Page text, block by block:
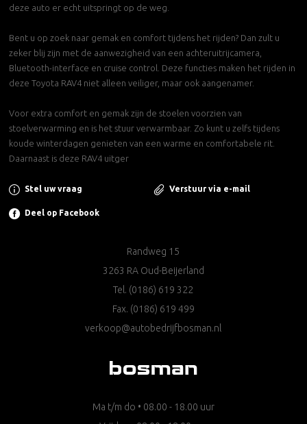
deze auto er echt uitspringt op de weg.
Bent u op zoek naar gemak en comfort tijdens het rijden? Dan zult u
zeker blij zijn met de aanwezigheid van een achteruitrijcamera,
Bluetooth-interface en cruise control. Deze functies maken het rijden in
deze Toyota RAV4 niet alleen veiliger, maar ook aangenamer.
Voor extra comfort en gemak zijn de stoelen voorzien van
stoelverwarming en is het stuur verwarmbaar. Zo kunt u zelfs tijdens
koude winterdagen genieten van een warme en comfortabele rit.
Daarnaast is deze RAV4 uitger
Stel uw vraag Verstuur via e-mail
Deel op Facebook
Randweg 15
3263 RA Oud-Beijerland
Tel. (0186) 619 322
Fax. (0186) 619 499
verkoop@autobedrijfbosman.nl
Ma t/m do • 08.00 - 18.00 uur